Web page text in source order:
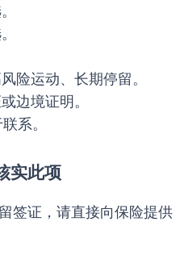
险运动、长期停留。
边境证明。
系。
实此项
签证，请直接向保险提供